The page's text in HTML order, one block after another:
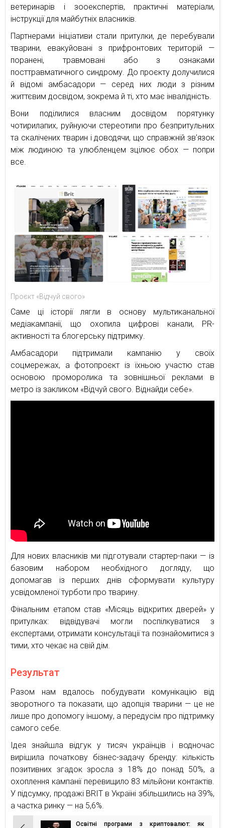
ветеринарів і зооекспертів, практичні матеріали,
інструкції для майбутніх власників.
Партнерами ініціативи стали притулки, де перебували
тварини, евакуйовані з прифронтових територій —
поранені, травмовані або з ознаками
посттравматичного синдрому. До проєкту долучилися
й відомі амбасадори — серед них люди з різним
життєвим досвідом, зокрема й ті, хто має інвалідність.
Вони поділилися власним досвідом порятунку
чотирилапих, руйнуючи стереотипи про безпритульних
та скалічених тварин і доводячи, що справжній зв’язок
між людиною та улюбленцем зцілює обох — попри
все.
Проєкт «Відчуй свого»
Саме ці історії лягли в основу мультиканальної
медіакампанії, що охопила цифрові канали, PR-
активності та блогерську підтримку.
Амбасадори підтримали кампанію у своїх
соцмережах, а фотопроєкт із їхньою участю став
основою проморолика та зовнішньої реклами в
метро із закликом «Відчуй свого. Віднайди себе».
Для нових власників ми підготували стартер-паки — із
базовим набором необхідного догляду, що
допомагав із перших днів сформувати культуру
усвідомленої турботи про тварину.
Фінальним етапом став «Місяць відкритих дверей» у
притулках: відвідувачі могли поспілкуватися з
експертами, отримати консультації та познайомитися з
тими, хто чекає на свій дім.
Результат
Разом нам вдалось побудувати комунікацію від
зворотного та показати, що адопція тварини — це не
лише про допомогу іншому, а передусім про підтримку
самого себе.
Ідея знайшла відгук у тисяч українців і водночас
вирішила початкову бізнес-задачу бренду: кількість
позитивних згадок зросла з 18% до понад 50%, а
охоплення кампанії перевищило 83 мільйони контактів.
У підсумку, продажі BRIT в Україні збільшились на 39%,
а частка ринку — на 5,6%.
Освітні програми з криптовалют: як